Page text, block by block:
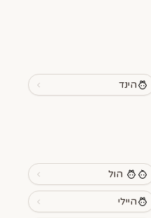
הינד
הול
היילי